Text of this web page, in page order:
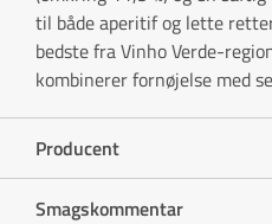
til både aperitif og lette
bedste fra Vinho Verde-
kombinerer fornøjelse med
Producent
Smagskommentar